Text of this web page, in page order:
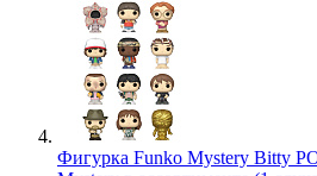
Фигурка Funko Mystery Bitty